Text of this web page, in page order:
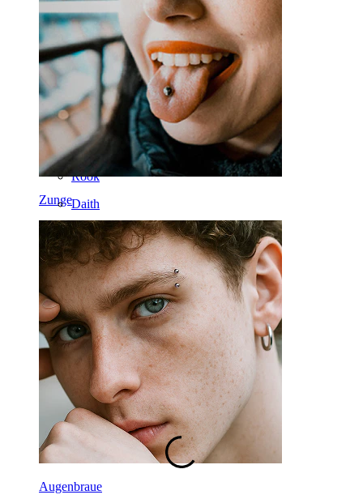
Zunge
Augenbraue
Clip-on
Labret
Zunge
Nase
Tragus
Barbell
Rook
Daith
Hufeisen
Ring
Werkzeuge
Curved Barbell
Lobe
Titan